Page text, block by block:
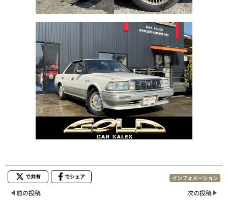
で共有 でシェア インフォメーション
前の投稿 次の投稿